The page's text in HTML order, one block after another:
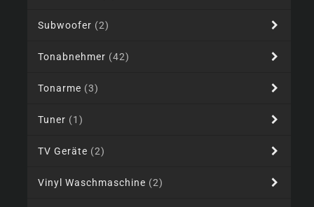
Subwoofer (2)
Tonabnehmer (42)
Tonarme (3)
Tuner (1)
TV Geräte (2)
Vinyl Waschmaschine (2)